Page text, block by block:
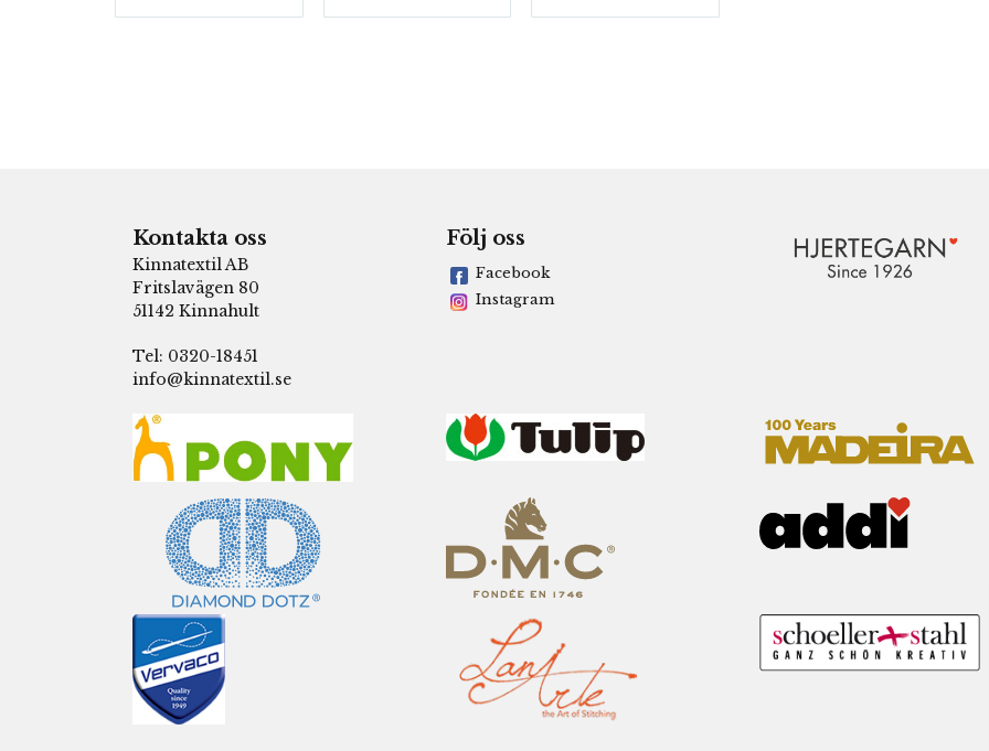
Kontakta oss
Kinnatextil AB
Fritslavägen 80
51142 Kinnahult
Tel: 0320-18451
info@kinnatextil.se
Följ oss
Facebook
Instagram